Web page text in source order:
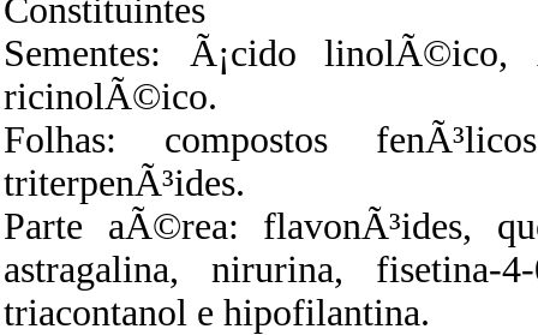
Constituintes
Sementes: Ã¡cido linolÃ©ico,
ricinolÃ©ico.
Folhas: compostos
triterpenÃ³ides.
Parte aÃ©rea: flavonÃ³ides,
astragalina, nirurina, fisetina-
triacontanol e hipofilantina.